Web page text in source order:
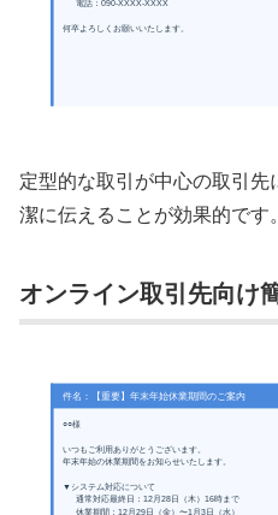
電話：090-XXXX-XXXX
何卒よろしくお願いいたします。
定型的な取引が中心の取引
潔に伝えることが効果的です。
オンライン取引先向け
件名：【重要】年末年始休業期間のご案内
○○様
いつもご利用ありがとうございます。
年末年始の休業期間をお知らせいたします。
▼システム対応について
通常対応最終日：12月28日（木）16時まで
休業期間：12月29日（金）〜1月3日（水）